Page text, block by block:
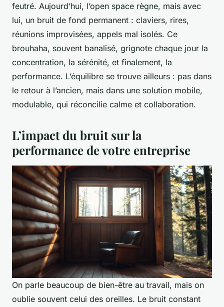
feutré. Aujourd’hui, l’open space règne, mais avec
lui, un bruit de fond permanent : claviers, rires,
réunions improvisées, appels mal isolés. Ce
brouhaha, souvent banalisé, grignote chaque jour la
concentration, la sérénité, et finalement, la
performance. L’équilibre se trouve ailleurs : pas dans
le retour à l’ancien, mais dans une solution mobile,
modulable, qui réconcilie calme et collaboration.
L’impact du bruit sur la
performance de votre entreprise
On parle beaucoup de bien-être au travail, mais on
oublie souvent celui des oreilles. Le bruit constant